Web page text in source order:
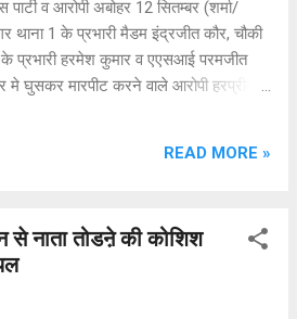
पार्टी व आरोपी अबोहर 12 सितम्बर (शर्मा/
थाना 1 के प्रभारी मैडम इंद्रजीत कौर, चौकी
के प्रभारी हरमेश कुमार व एएसआई परमजीत
मे घुसकर मारपीट करने वाले आरोपी हरप्रीत
सतीश शर्मा की अदालत में पेश कर पुलिस
बयानों पर उसके घर में घुसकर हमला करने
पुलिस ने मुकदमा नं. 182, 11.9.23
READ MORE »
से नाता तोडऩे की कोशिश